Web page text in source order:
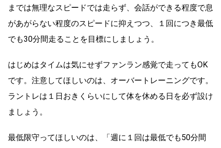
までは無理なスピードでは走らず、会話ができる程度で息
があがらない程度のスピードに抑えつつ、１回につき最低
でも30分間走ることを目標にしましょう。
はじめはタイムは気にせずファンラン感覚で走ってもOK
です。注意してほしいのは、オーバートレーニングです。
ラントレは１日おきくらいにして体を休める日を必ず設け
ましょう。
最低限守ってほしいのは、「週に１回は最低でも50分間